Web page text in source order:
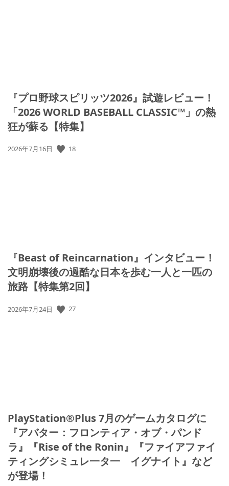
『プロ野球スピリッツ2026』試遊レビュー！
「2026 WORLD BASEBALL CLASSIC™」の熱
狂が蘇る【特集】
公
2026年7月16日 18
『Beast of Reincarnation』インタビュー！
文明崩壊後の過酷な日本を歩む一人と一匹の
旅路【特集第2回】
公
2026年7月24日 27
PlayStation®Plus 7月のゲームカタログに
『アバター：フロンティア・オブ・パンド
ラ』『Rise of the Ronin』『ファイアファイ
ティングシミュレ一タ一 イグナイト』など
が登場！